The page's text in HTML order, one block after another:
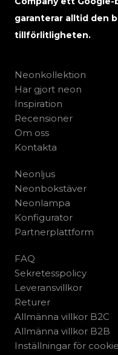
garanterar alltid den
tillförlitligheten.
Neonkollektion
Har gjort neon
Inspiration
Recensioner
Om oss
Kontakta
Neonljus
Neonbokstäver
Neonlampa
Konfigurator
Partnerplattform
FAQ
Sekretesspolicy
Leveransvillkor
Returer
Allmänna villkor B2C
Allmänna villkor B2B
Inställningar för